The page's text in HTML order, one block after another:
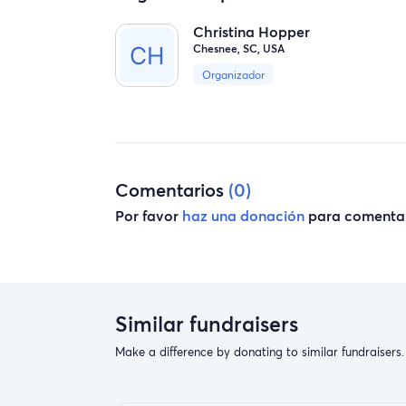
Christina Hopper
Chesnee, SC, USA
Organizador
Comentarios (0)
Por favor haz una donación para
Similar fundraisers
Make a difference by donating to similar fundraisers.